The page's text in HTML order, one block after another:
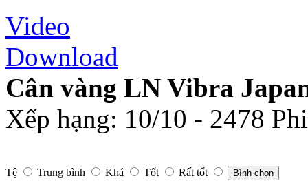
Video
Download
Cân vàng LN Vibra
Xếp hạng: 10/10 - 2478
Tệ Trung bình Khá Tốt Rất tốt Bình chọn